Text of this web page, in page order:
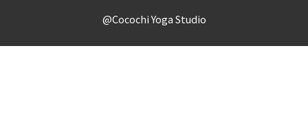
@Cocochi Yoga Studio